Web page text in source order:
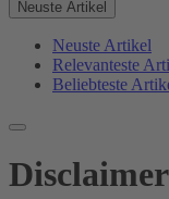
Neuste Artikel
Neuste Artikel
Relevanteste
Beliebteste
Disclaimer